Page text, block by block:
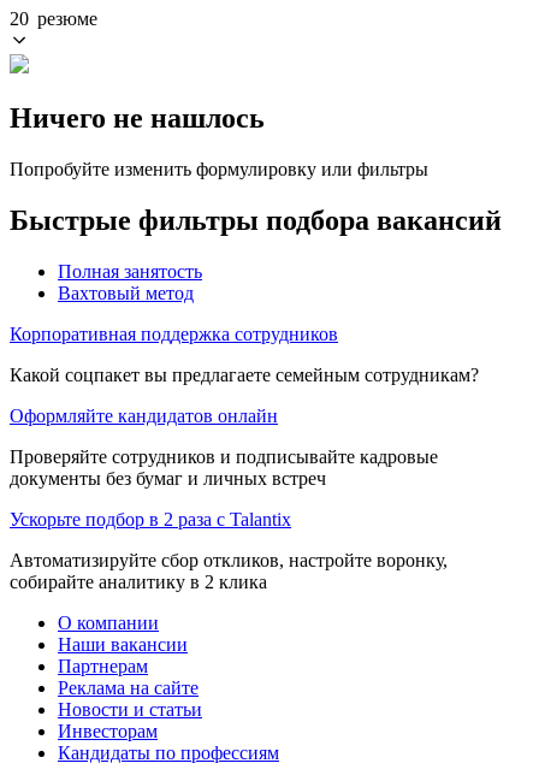
20 резюме
Ничего не нашлось
Попробуйте изменить формулировку или фильтры
Быстрые фильтры подбора вакансий
Полная занятость
Вахтовый метод
Корпоративная поддержка сотрудников
Какой соцпакет вы предлагаете семейным сотрудникам?
Оформляйте кандидатов онлайн
Проверяйте сотрудников и подписывайте кадровые
документы без бумаг и личных встреч
Ускорьте подбор в 2 раза с Talantix
Автоматизируйте сбор откликов, настройте воронку,
собирайте аналитику в 2 клика
О компании
Наши вакансии
Партнерам
Реклама на сайте
Новости и статьи
Инвесторам
Кандидаты по профессиям